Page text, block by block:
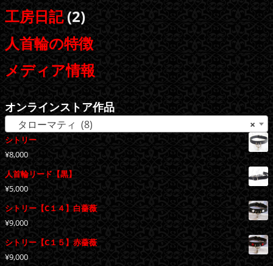
工房日記(2)
人首輪の特徴
メディア情報
オンラインストア作品
×
タローマティ (8)
シトリー
¥8,000
人首輪リード【黒】
¥5,000
シトリー【C１４】白薔薇
¥9,000
シトリー【C１５】赤薔薇
¥9,000